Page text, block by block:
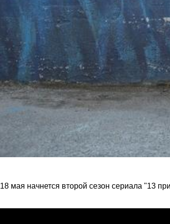
18 мая начнется второй сезон сериала "13